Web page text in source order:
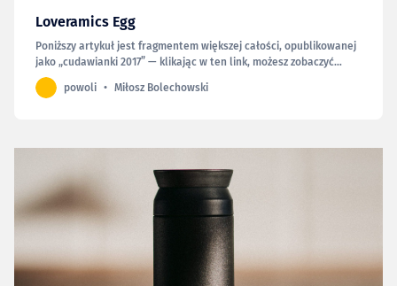
Loveramics Egg
Poniższy artykuł jest fragmentem większej całości, opublikowanej
jako „cudawianki 2017” — klikając w ten link, możesz zobaczyć
całość. Niektórzy mówią, że to z czego się pije, jest tak samo
ważne, jak to co się pije. Nie wiem czy zgadzam się z tym w całej
powoli Miłosz Bolechowski